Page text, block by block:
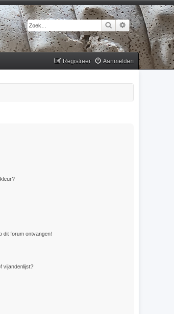
Zoek Uitgebreid
Aanmelden
Registreer
dit forum ontvangen!
vijandenlijst?